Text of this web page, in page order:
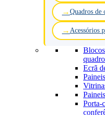
Quadros de
Acessórios
Ecrã
Paineis
Porta-